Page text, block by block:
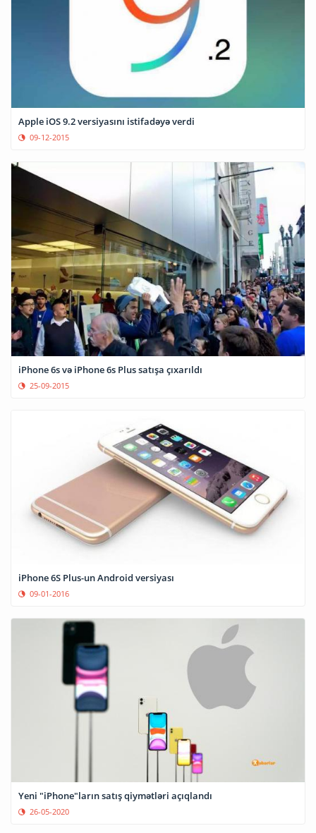
Apple iOS 9.2 versiyasını istifadəyə verdi
09-12-2015
iPhone 6s və iPhone 6s Plus satışa çıxarıldı
25-09-2015
iPhone 6S Plus-un Android versiyası
09-01-2016
Yeni "iPhone"ların satış qiymətləri açıqlandı
26-05-2020